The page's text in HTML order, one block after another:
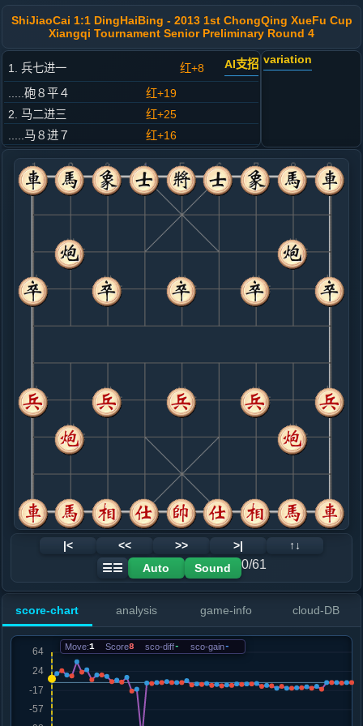
ShiJiaoCai 1:1 DingHaiBing - 2013 1st ChongQing XueFu Cup
Xiangqi Tournament Senior Preliminary Round 4
1. 兵七进一 红+8 AI支招
.....砲８平４
红+19
2. 马二进三
红+25
.....马８进７
红+16
3. 车一平二
红+14
.....卒７进１
红+44
4. 炮二平一
红+22
.....象３进５
红+27
5. 相七进五
红+6
.....车９进１
6. 车二进四
红+16
.....车９平３
红+13
7. 炮一退一
红+2
兵三进一
8. 车二平六
红+1
兵三进一
.....士４进５
红+11
砲４退１
9. 兵九进一
黑+18
兵三进一
.....卒３进１
10. 炮一平七
黑+118
兵三进一
.....砲２平３
黑+1
砲２退２
黑+2
.....车１平２
红+0
卒３进１
12. 兵七进一
红+0
红+2
13. 马八进七
红+0
.....砲４平３
红+4
马７进６
15. 相五进七
.....象５进３
黑+3
16. 车九进二
variation
|< << >> >|
↑↓
☰☰
Auto Sound 0/61
score-chart analysis game-info cloud-DB
Move:1 Score8 sco-diff- sco-gain-